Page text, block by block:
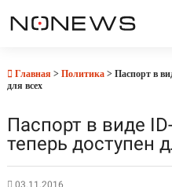
Главная > Политика> Паспорт в
для всех
Паспорт в виде
теперь доступен
03.11.2016